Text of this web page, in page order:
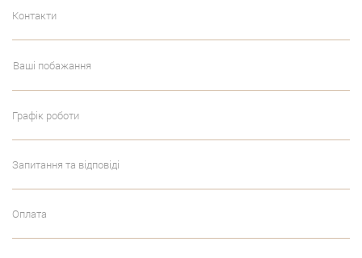
Контакти
Ваші побажання
Графік роботи
Запитання та відповіді
Оплата